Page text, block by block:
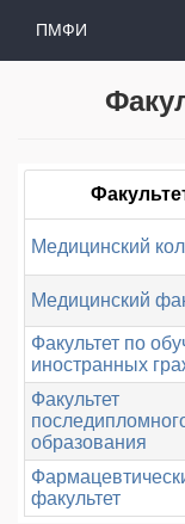
ПМФИ
Медицинский
Медицинский
Факультет по
иностранных
Факультет
образования
факультет